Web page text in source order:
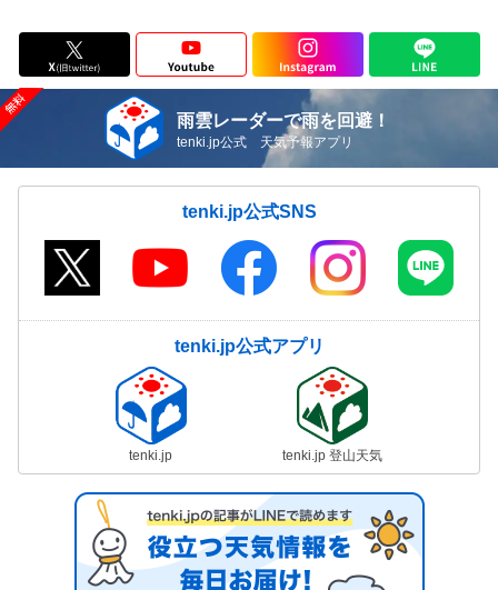
雨雲レーダーで雨を回避！
tenki.jp公式 天気予報アプリ
tenki.jp公式SNS
tenki.jp公式アプリ
tenki.jp tenki.jp 登山天気